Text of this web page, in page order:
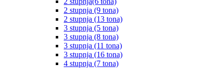
2 stupnja (9 tona)
2 stupnja (13 tona)
3 stupnja (5 tona)
3 stupnja (8 tona)
3 stupnja (11 tona)
3 stupnja (16 tona)
4 stupnja (7 tona)